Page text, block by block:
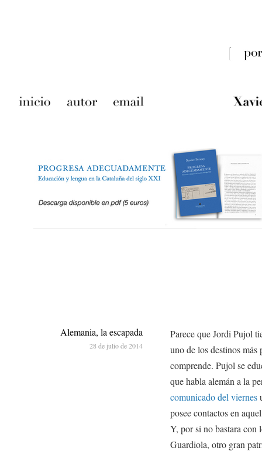
Parece que Jordi Pujol
uno de los destinos más
comprende. Pujol se
que habla alemán a la
comunicado del viernes
posee contactos en
Y, por si no bastara con
Guardiola, otro gran
Alemania, la escapada
28 de julio de 2014